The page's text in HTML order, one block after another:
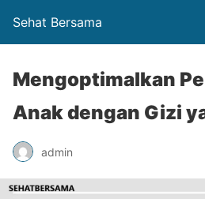
Sehat Bersama
Mengoptimalkan
Anak dengan Gizi
admin